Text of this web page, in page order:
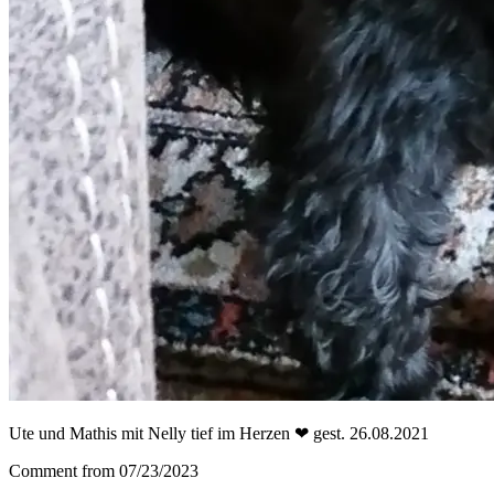
Ute und Mathis mit Nelly tief im Herzen ❤ gest. 26.08.2021
Comment from 07/23/2023